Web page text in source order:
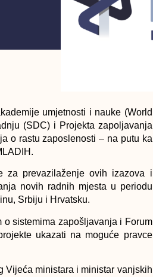
umjetnosti i nauke (World
(SDC) i Projekta zapoljavanja
o rastu zaposlenosti – na putu ka
za prevazilaženje ovih izazova i
novih radnih mjesta u periodu
Srbiju i Hrvatsku.
o sistemima zapošljavanja i Forum
ukazati na moguće pravce
Vijeća ministara i ministar vanjskih